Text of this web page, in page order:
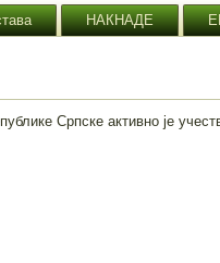
НАКНАДЕ
Српске активно је